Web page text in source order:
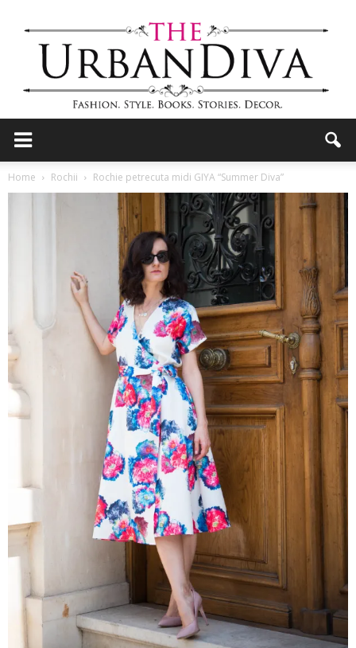
Urban
Diva
–
fashion
shop
Home Rochii Rochie petrecuta midi GIYA “Summer Diva”